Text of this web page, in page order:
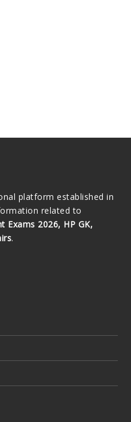
platform established in
related to
Exams 2026, HP GK,
.